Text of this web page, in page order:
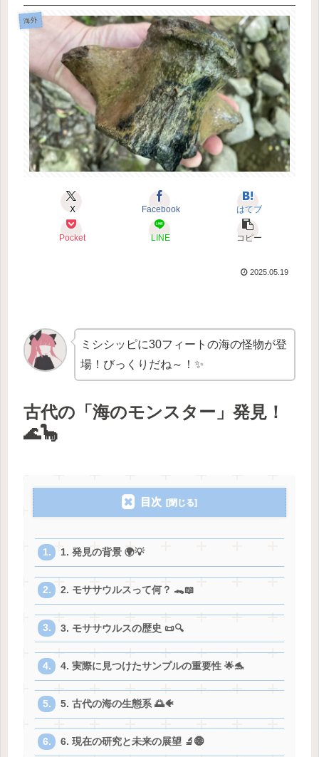
海外
X Facebook はてブ
Pocket LINE コピー
2025.05.19
ミシシッピに30フィートの海の怪物が登
場！びっくりだね～！✨
古代の「海のモンスター」発見！
🌊🦕
目次
1. 発見の背景 🌍💡
2. モササウルスって何？ 🐊📖
3. モササウルスの歴史 📜🔍
4. 実際に見つけたサンプルの重要性 🌟🐬
5. 古代の海の生態系 🌅🐠
6. 現在の研究と未来の展望 🔬🌐